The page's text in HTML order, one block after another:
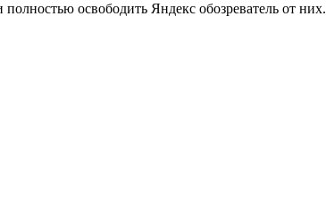
освободить Яндекс обозреватель от них.